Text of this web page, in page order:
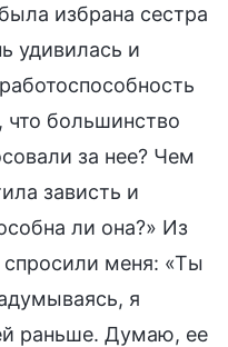
избрана сестра
удивилась и
что большинство
за нее? Чем
зависть и
ли она?» Из
меня: «Ты
я
раньше. Думаю, ее